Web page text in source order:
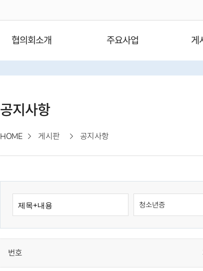
협의회소개 주요사업 게
공지사항
HOME 게시판 공지사항
번호